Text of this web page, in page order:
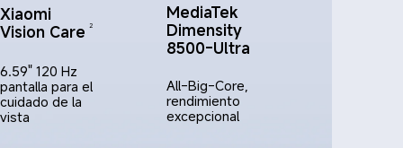
Xiaomi
Vision Care 2
6.59" 120 Hz
pantalla para el
cuidado de la
vista
MediaTek
Dimensity
8500-Ultra
All-Big-Core,
rendimiento
excepcional